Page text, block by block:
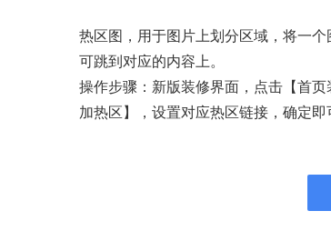
热区图，用于图片上划分区域，将一
可跳到对应的内容上。
操作步骤：新版装修界面，点击【首
加热区】，设置对应热区链接，确定即